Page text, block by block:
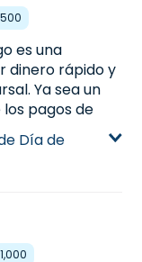
es una
dinero rápido y
Ya sea un
pagos de
Día de Pago
necesitas.
de
Día de